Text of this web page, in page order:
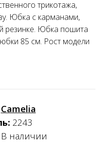
трикотажа,
Юбка с карманами,
резинке. Юбка пошита
85 см. Рост модели
Camelia
2243
В наличии